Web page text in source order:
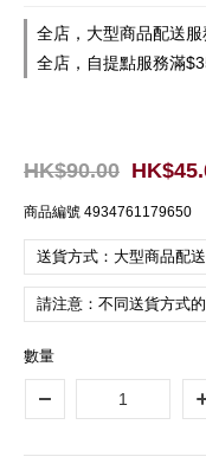
全店，大型商品配送
全店，自提點服務滿
HK$90.00
商品編號 4934761179650
送貨方式：大型商品配
請注意：不同送貨方式
數量